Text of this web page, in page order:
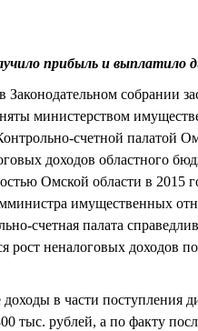
прибыль и выплатило
Законодательном собрании
министерством
счетной палатой
доходов областного
Омской области в 2015
имущественных
счетная палата
рост неналоговых доходов
в части поступления
тыс. рублей, а по факту